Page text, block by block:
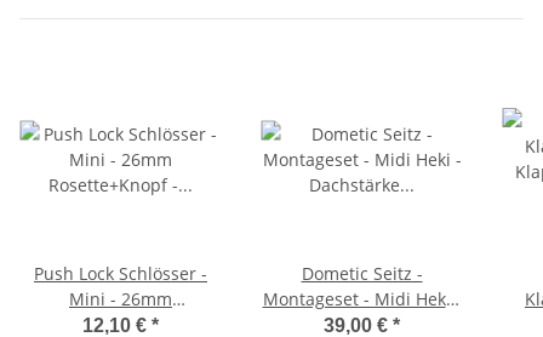
Push Lock Schlösser -
Mini - 26mm
Rosette+Knopf - 5er Set -
12,10 € *
Dometic Seitz -
Montageset - Midi Heki -
Dachstärke 43-52mm
39,00 € *